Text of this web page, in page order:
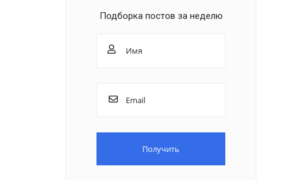
Подборка постов за неделю